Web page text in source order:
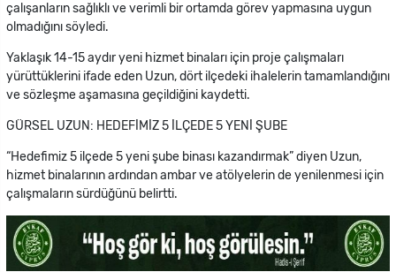
çalışanların sağlıklı ve verimli bir ortamda görev yapmasına uygun
olmadığını söyledi.
Yaklaşık 14-15 aydır yeni hizmet binaları için proje çalışmaları
yürüttüklerini ifade eden Uzun, dört ilçedeki ihalelerin tamamlandığını
ve sözleşme aşamasına geçildiğini kaydetti.
GÜRSEL UZUN: HEDEFİMİZ 5 İLÇEDE 5 YENİ ŞUBE
“Hedefimiz 5 ilçede 5 yeni şube binası kazandırmak” diyen Uzun,
hizmet binalarının ardından ambar ve atölyelerin de yenilenmesi için
çalışmaların sürdüğünü belirtti.